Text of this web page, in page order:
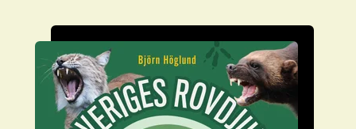
Om Stora bokvalet
Olivia tipsar
Vinnare